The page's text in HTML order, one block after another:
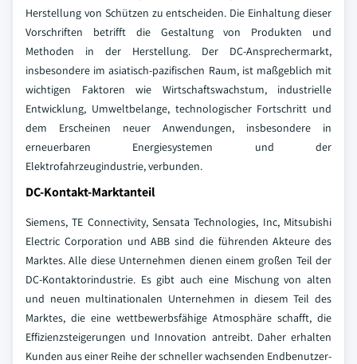
Herstellung von Schützen zu entscheiden. Die Einhaltung dieser
Vorschriften betrifft die Gestaltung von Produkten und
Methoden in der Herstellung. Der DC-Ansprechermarkt,
insbesondere im asiatisch-pazifischen Raum, ist maßgeblich mit
wichtigen Faktoren wie Wirtschaftswachstum, industrielle
Entwicklung, Umweltbelange, technologischer Fortschritt und
dem Erscheinen neuer Anwendungen, insbesondere in
erneuerbaren Energiesystemen und der
Elektrofahrzeugindustrie, verbunden.
DC-Kontakt-Marktanteil
Siemens, TE Connectivity, Sensata Technologies, Inc, Mitsubishi
Electric Corporation und ABB sind die führenden Akteure des
Marktes. Alle diese Unternehmen dienen einem großen Teil der
DC-Kontaktorindustrie. Es gibt auch eine Mischung von alten
und neuen multinationalen Unternehmen in diesem Teil des
Marktes, die eine wettbewerbsfähige Atmosphäre schafft, die
Effizienzsteigerungen und Innovation antreibt. Daher erhalten
Kunden aus einer Reihe der schneller wachsenden Endbenutzer-